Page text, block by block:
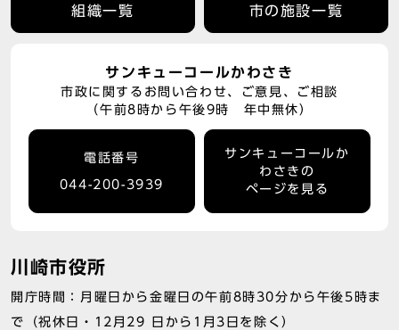
組織一覧 市の施設一覧
サンキューコールかわさき
市政に関するお問い合わせ、ご意見、ご相談
（午前8時から午後9時 年中無休）
電話番号
044-200-3939
サンキューコールか
わさきの
ページを見る
川崎市役所
開庁時間：月曜日から金曜日の午前8時30分から午後5時ま
で（祝休日・12月29 日から1月3日を除く）